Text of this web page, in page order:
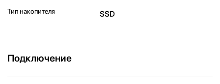
Тип накопителя SSD
Подключение